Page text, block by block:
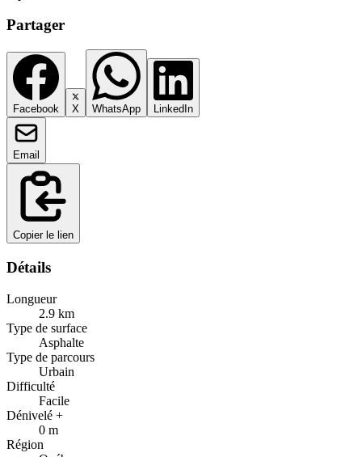
Partager
Facebook X WhatsApp LinkedIn
Email
Copier le lien
Détails
Longueur
2.9 km
Type de surface
Asphalte
Type de parcours
Urbain
Difficulté
Facile
Dénivelé +
0 m
Région